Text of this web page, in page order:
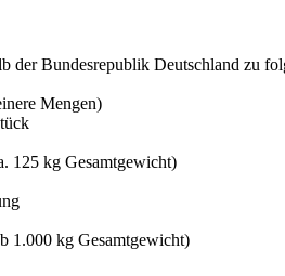
der Bundesrepublik Deutschland zu
Mengen)
125 kg Gesamtgewicht)
1.000 kg Gesamtgewicht)